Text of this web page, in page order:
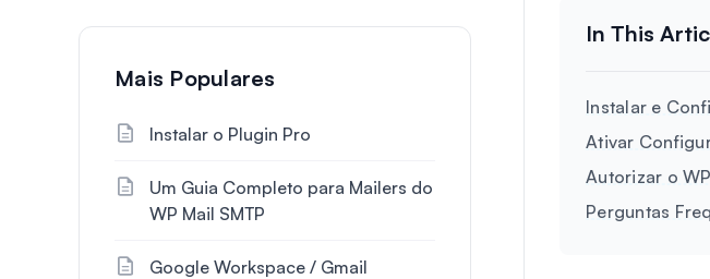
Instalar e
Ativar
Autorizar o
Perguntas
Mais Populares
Instalar o Plugin Pro
Um Guia Completo para Mailers do
WP Mail SMTP
Google Workspace / Gmail